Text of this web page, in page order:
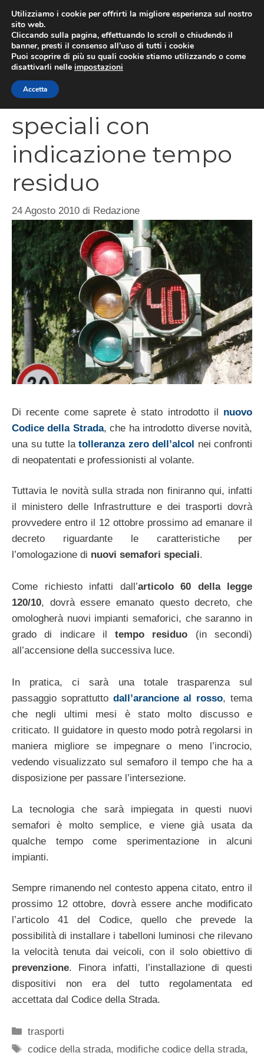
contenuto
Nuovi semafori
speciali con
indicazione tempo
residuo
24 Agosto 2010 di Redazione
Di recente come saprete è stato introdotto il nuovo
Codice della Strada, che ha introdotto diverse novità,
una su tutte la tolleranza zero dell’alcol nei confronti
di neopatentati e professionisti al volante.
Tuttavia le novità sulla strada non finiranno qui, infatti
il ministero delle Infrastrutture e dei trasporti dovrà
provvedere entro il 12 ottobre prossimo ad emanare il
decreto riguardante le caratteristiche per
l’omologazione di nuovi semafori speciali.
Come richiesto infatti dall’articolo 60 della legge
120/10, dovrà essere emanato questo decreto, che
omologherà nuovi impianti semaforici, che saranno in
grado di indicare il tempo residuo (in secondi)
all’accensione della successiva luce.
In pratica, ci sarà una totale trasparenza sul
passaggio soprattutto dall’arancione al rosso, tema
che negli ultimi mesi è stato molto discusso e
criticato. Il guidatore in questo modo potrà regolarsi in
maniera migliore se impegnare o meno l’incrocio,
vedendo visualizzato sul semaforo il tempo che ha a
disposizione per passare l’intersezione.
La tecnologia che sarà impiegata in questi nuovi
semafori è molto semplice, e viene già usata da
qualche tempo come sperimentazione in alcuni
impianti.
Sempre rimanendo nel contesto appena citato, entro il
prossimo 12 ottobre, dovrà essere anche modificato
l’articolo 41 del Codice, quello che prevede la
possibilità di installare i tabelloni luminosi che rilevano
la velocità tenuta dai veicoli, con il solo obiettivo di
prevenzione. Finora infatti, l’installazione di questi
dispositivi non era del tutto regolamentata ed
accettata dal Codice della Strada.
Categorie
trasporti
Tag
codice della strada, modifiche codice della strada,
Utilizziamo i cookie per offrirti la migliore esperienza sul nostro
sito web.
Cliccando sulla pagina, effettuando lo scroll o chiudendo il
banner, presti il consenso all’uso di tutti i cookie
Puoi scoprire di più su quali cookie stiamo utilizzando o come
disattivarli nelle impostazioni
Accetta